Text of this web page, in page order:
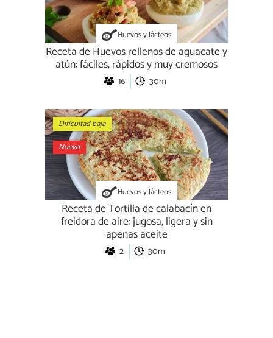
Huevos y lácteos
Receta de Huevos rellenos de aguacate y
atún: fáciles, rápidos y muy cremosos
16 30m
Dificultad baja
Nuevo
Huevos y lácteos
Receta de Tortilla de calabacín en
freidora de aire: jugosa, ligera y sin
apenas aceite
2 30m